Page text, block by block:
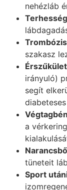
nehézláb
szakasz
irányuló)
segít
a
tüneteit
Sport